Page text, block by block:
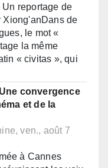
reportage de
Xiong'anDans de
le mot «
la même
« civitas », qui
convergence
et de la
ven., août 7
à Cannes